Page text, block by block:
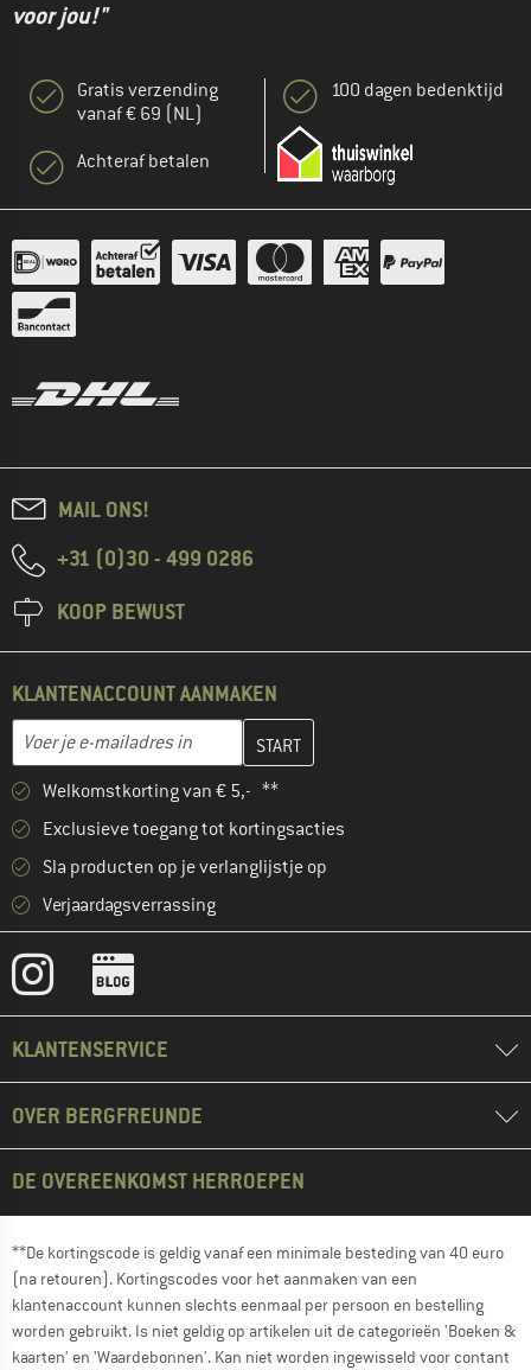
voor jou!"
Gratis verzending
vanaf € 69 (NL)
Achteraf betalen
100 dagen bedenktijd
MAIL ONS!
+31 (0)30 - 499 0286
KOOP BEWUST
KLANTENACCOUNT AANMAKEN
E-mailadres
Vul je e-mailadres hier in en maak in de volgende stap je
Welkomstkorting van € 5,- **
Exclusieve toegang tot kortingsacties
Sla producten op je verlanglijstje op
Verjaardagsverrassing
KLANTENSERVICE
OVER BERGFREUNDE
DE OVEREENKOMST HERROEPEN
**De kortingscode is geldig vanaf een minimale besteding van 40 euro
(na retouren). Kortingscodes voor het aanmaken van een
klantenaccount kunnen slechts eenmaal per persoon en bestelling
worden gebruikt. Is niet geldig op artikelen uit de categorieën 'Boeken &
kaarten' en 'Waardebonnen'. Kan niet worden ingewisseld voor contant